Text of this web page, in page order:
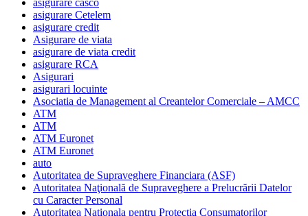
asigurare Cetelem
asigurare credit
Asigurare de viata
asigurare de viata credit
asigurare RCA
Asigurari
asigurari locuinte
Asociatia de Management al Creantelor Comerciale – AMCC
ATM
ATM
ATM Euronet
ATM Euronet
auto
Autoritatea de Supraveghere Financiara (ASF)
Autoritatea Naţională de Supraveghere a Prelucrării Datelor
cu Caracter Personal
Autoritatea Nationala pentru Protectia Consumatorilor